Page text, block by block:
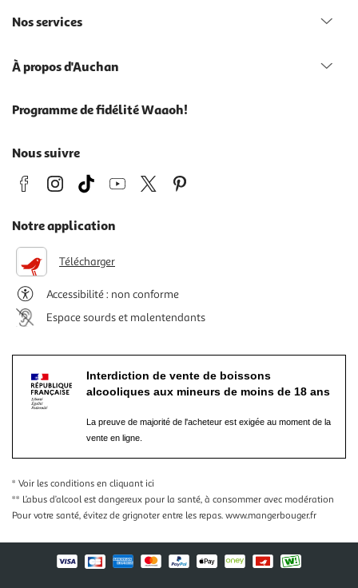
Nos services
À propos d'Auchan
Programme de fidélité Waaoh!
Nous suivre
Notre application
Télécharger
Accessibilité : non conforme
Espace sourds et malentendants
Interdiction de vente de boissons
alcooliques aux mineurs de moins de 18 ans
La preuve de majorité de l'acheteur est exigée au moment de la
vente en ligne.
* Voir les conditions en cliquant ici
** L’abus d’alcool est dangereux pour la santé, à consommer avec modération
Pour votre santé, évitez de grignoter entre les repas. www.mangerbouger.fr